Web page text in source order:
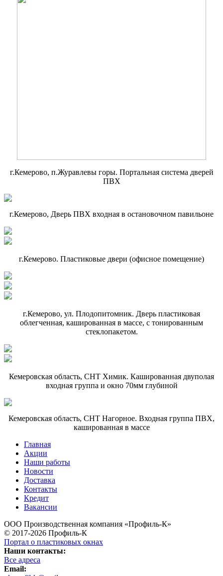
г.Кемерово, п.Журавлевы горы. Портальная система дверей
ПВХ
г.Кемерово, Дверь ПВХ входная в остановочном павильоне
г.Кемерово. Пластиковые двери (офисное помещение)
г.Кемерово, ул. Плодопитомник. Дверь пластиковая
облегченная, кашированная в массе, с тонированным
стеклопакетом.
Кемеровская область, СНТ Химик. Кашированная двуполая
входная группа и окно 70мм глубиной
Кемеровская область, СНТ Нагорное. Входная группа ПВХ,
кашированная в массе
Главная
Акции
Наши работы
Новости
Доставка
Контакты
Кредит
Вакансии
ООО Производственная компания «Профиль-К»
© 2017-2026 Профиль-К
Портал о пластиковых окнах
Наши контакты:
Все адреса
Email: